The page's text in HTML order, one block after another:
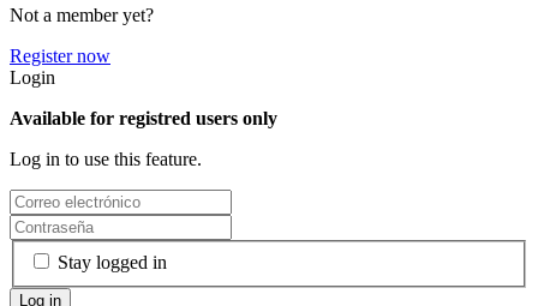
Not a member yet?
Register now
Login
Available for registred users only
Log in to use this feature.
Stay logged in